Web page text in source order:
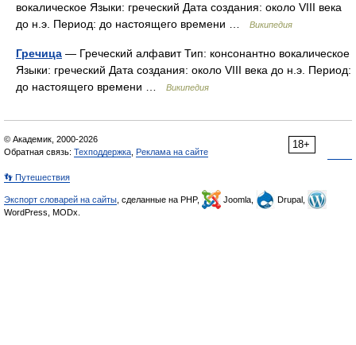
вокалическое Языки: греческий Дата создания: около VIII века
до н.э. Период: до настоящего времени …
Википедия
Гречица — Греческий алфавит Тип: консонантно вокалическое
Языки: греческий Дата создания: около VIII века до н.э. Период:
до настоящего времени …
Википедия
18+
© Академик, 2000-2026
Обратная связь: Техподдержка Реклама на сайте
👣 Путешествия
Экспорт словарей на сайты , сделанные на PHP, Joomla,
Drupal,
WordPress, MODx.